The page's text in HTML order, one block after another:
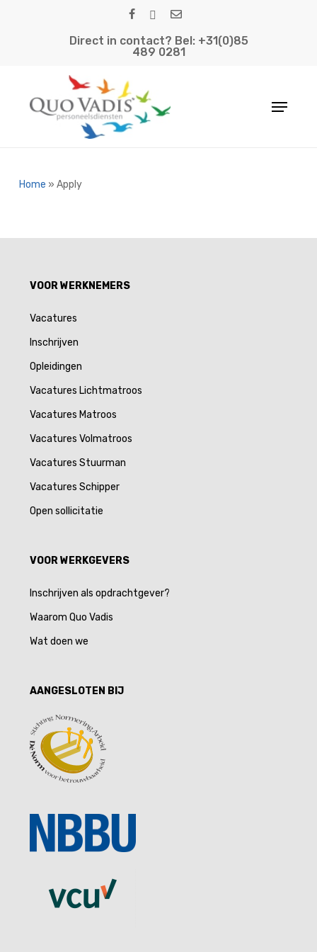
Direct in contact? Bel: +31(0)85
489 0281
Menu
Home » Apply
VOOR WERKNEMERS
Vacatures
Inschrijven
Opleidingen
Vacatures Lichtmatroos
Vacatures Matroos
Vacatures Volmatroos
Vacatures Stuurman
Vacatures Schipper
Open sollicitatie
VOOR WERKGEVERS
Inschrijven als opdrachtgever?
Waarom Quo Vadis
Wat doen we
AANGESLOTEN BIJ